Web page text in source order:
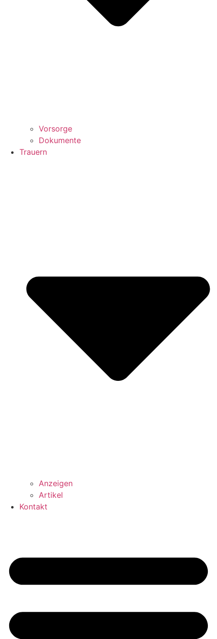
Vorsorge
Dokumente
Trauern
Anzeigen
Artikel
Kontakt